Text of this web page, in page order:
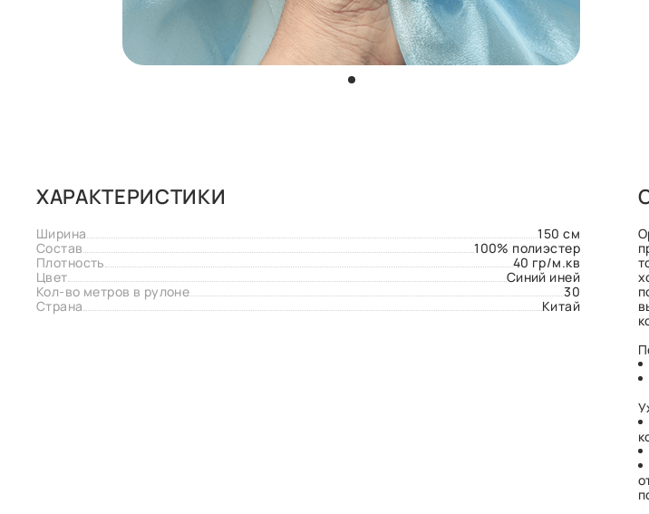
ХАРАКТЕРИСТИКИ
Ширина
150 см
Состав
100% полиэстер
Плотность
40 гр/м.кв
Цвет
Синий иней
Кол-во метров в рулоне
30
Страна
Китай